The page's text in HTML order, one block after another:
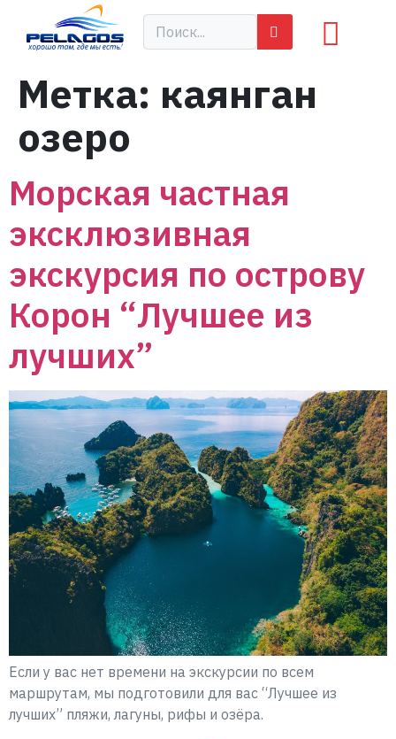
Метка: каянган
озеро
Морская частная
эксклюзивная
экскурсия по острову
Корон “Лучшее из
лучших”
Если у вас нет времени на экскурсии по всем
маршрутам, мы подготовили для вас “Лучшее из
лучших” пляжи, лагуны, рифы и озёра.